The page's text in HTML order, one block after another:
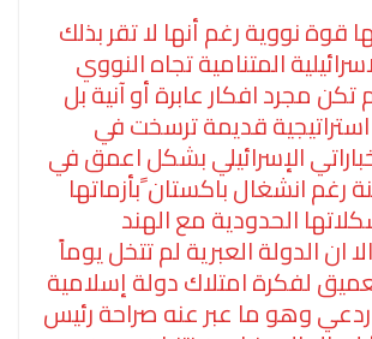
قوة نووية رغم أنها لا تقر بذلك
المتنامية تجاه النووي
تكن مجرد افكار عابرة أو آنية بل
قديمة ترسخت في
الإسرائيلي بشكل اعمق في
رغم انشغال باكستان ًبأزماتها
الحدودية مع الهند
ان الدولة العبرية لم تتخل يوماً
لفكرة امتلاك دولة إسلامية
وهو ما عبر عنه صراحة رئيس